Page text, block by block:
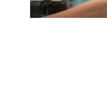
Toiletten
Baden en